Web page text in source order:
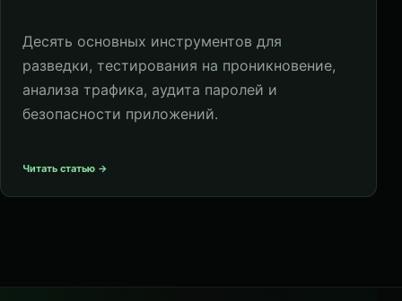
Десять основных инструментов для
разведки, тестирования на проникновение,
анализа трафика, аудита паролей и
безопасности приложений.
Читать статью →